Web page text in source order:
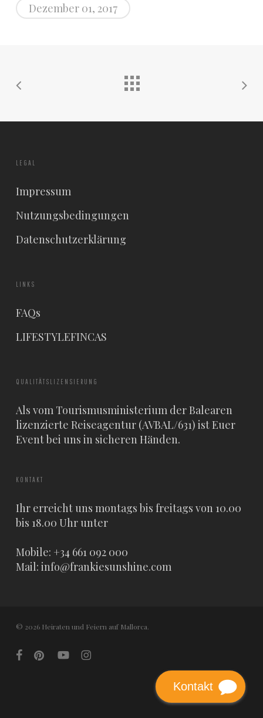
Dezember 01, 2017
LEGAL
Impressum
Nutzungsbedingungen
Datenschutzerklärung
LINKS
FAQs
LIFESTYLEFINCAS
QUALITÄTSLIZENSIERUNG
Als vom Tourismusministerium der Balearen
lizenzierte Reiseagentur (AVBAL/631) ist Euer
Event bei uns in sicheren Händen.
KONTAKT
Ihr erreicht uns montags bis freitags von 10.00
bis 18.00 Uhr unter
Mobile: +34 661 092 000
Mail: info@frankiesunshine.com
© 2026 Heiraten und Feiern auf Mallorca.
facebookpinterestyoutubeinstagram
Kontakt